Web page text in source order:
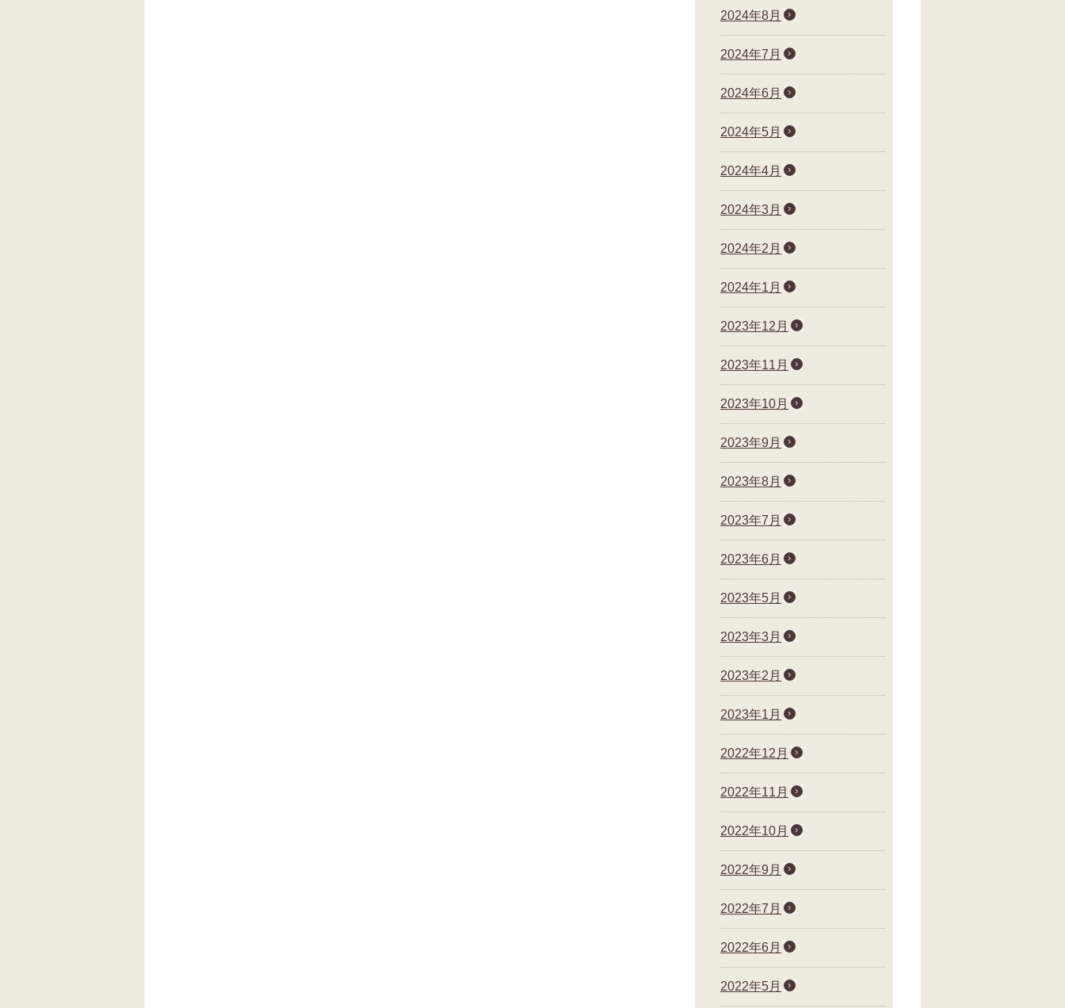
2024年8月
2024年7月
2024年6月
2024年5月
2024年4月
2024年3月
2024年2月
2024年1月
2023年12月
2023年11月
2023年10月
2023年9月
2023年8月
2023年7月
2023年6月
2023年5月
2023年3月
2023年2月
2023年1月
2022年12月
2022年11月
2022年10月
2022年9月
2022年7月
2022年6月
2022年5月